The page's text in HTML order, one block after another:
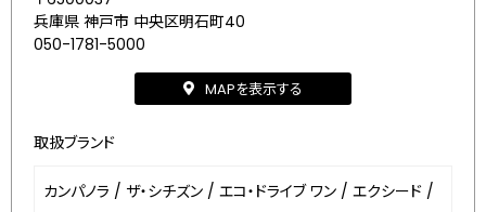
兵庫県 神戸市 中央区明石町40
050-1781-5000
MAPを表示する
取扱ブランド
カンパノラ / ザ・シチズン / エコ・ドライブ ワン / エクシード /